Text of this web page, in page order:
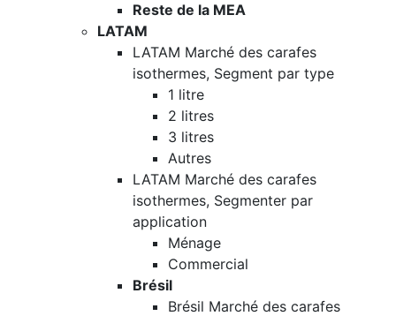
Reste de la MEA
LATAM
LATAM Marché des carafes
isothermes, Segment par type
1 litre
2 litres
3 litres
Autres
LATAM Marché des carafes
isothermes, Segmenter par
application
Ménage
Commercial
Brésil
Brésil Marché des carafes